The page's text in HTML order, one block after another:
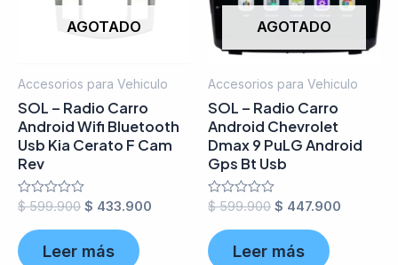
AGOTADO
Accesorios para Vehiculo
SOL – Radio Carro
Android Wifi Bluetooth
Usb Kia Cerato F Cam
Rev
Valorado
de
5
$599.900 $ 433.900
Leer más
AGOTADO
Accesorios para Vehiculo
SOL – Radio Carro
Android Chevrolet
Dmax 9 PuLG Android
Gps Bt Usb
Valorado
de
5
$599.900 $ 447.900
Leer más